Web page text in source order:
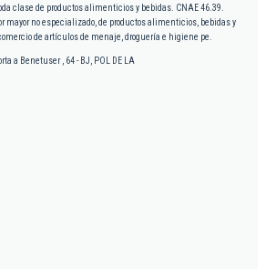
clase de productos alimenticios y bebidas. CNAE 46.39.
mayor no especializado, de productos alimenticios, bebidas y
de artículos de menaje, droguería e higiene pe.
a Benetuser , 64 - BJ, POL DE LA